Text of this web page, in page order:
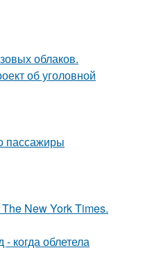
облаков.
об уголовной
пассажиры
New York Times.
когда облетела